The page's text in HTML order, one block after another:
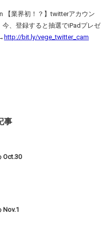
【業界初！？】twitterアカウン
、登録すると抽選でiPadプレゼ
http://bit.ly/vege_twitter_cam
事
Oct.30
Nov.1